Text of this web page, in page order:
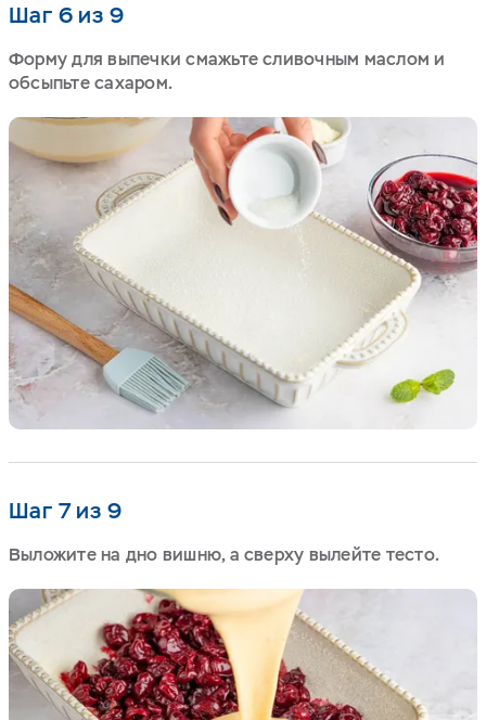
Шаг 6 из 9
Форму для выпечки смажьте сливочным маслом и
обсыпьте сахаром.
Шаг 7 из 9
Выложите на дно вишню, а сверху вылейте тесто.